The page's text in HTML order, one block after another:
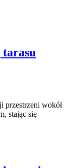
tarasu
przestrzeni wokół
stając się